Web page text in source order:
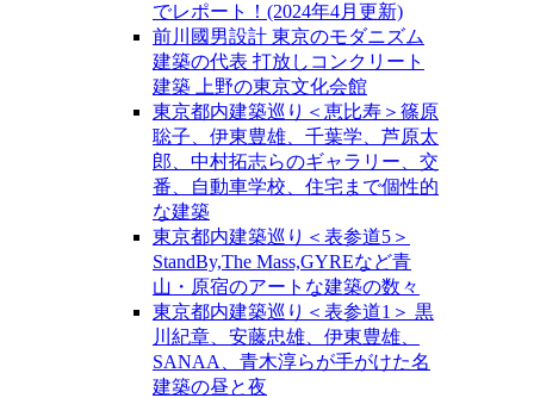
でレポート！(2024年4月更新)
前川國男設計 東京のモダニズム
建築の代表 打放しコンクリート
建築 上野の東京文化会館
東京都内建築巡り＜恵比寿＞篠原
聡子、伊東豊雄、千葉学、芦原太
郎、中村拓志らのギャラリー、交
番、自動車学校、住宅まで個性的
な建築
東京都内建築巡り＜表参道5＞
StandBy,The Mass,GYREなど青
山・原宿のアートな建築の数々
東京都内建築巡り＜表参道1＞ 黒
川紀章、安藤忠雄、伊東豊雄、
SANAA、青木淳らが手がけた名
建築の昼と夜